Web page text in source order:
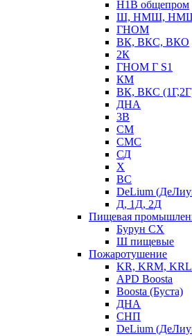
Н1В общепром
Ш, НМШ,
ГНОМ
ВК, ВКС, ВКО
2К
ГНОМ Г S1
КМ
ВК, ВКС
ДНА
3В
СМ
СМС
СД
Х
ВС
DeLium
Д, 1Д, 2Д
Пищевая
Бурун СХ
Ш пищевые
Пожаротушение
KR, KRM,
APD Boosta
Boosta (Буста)
ДНА
СНП
DeLium